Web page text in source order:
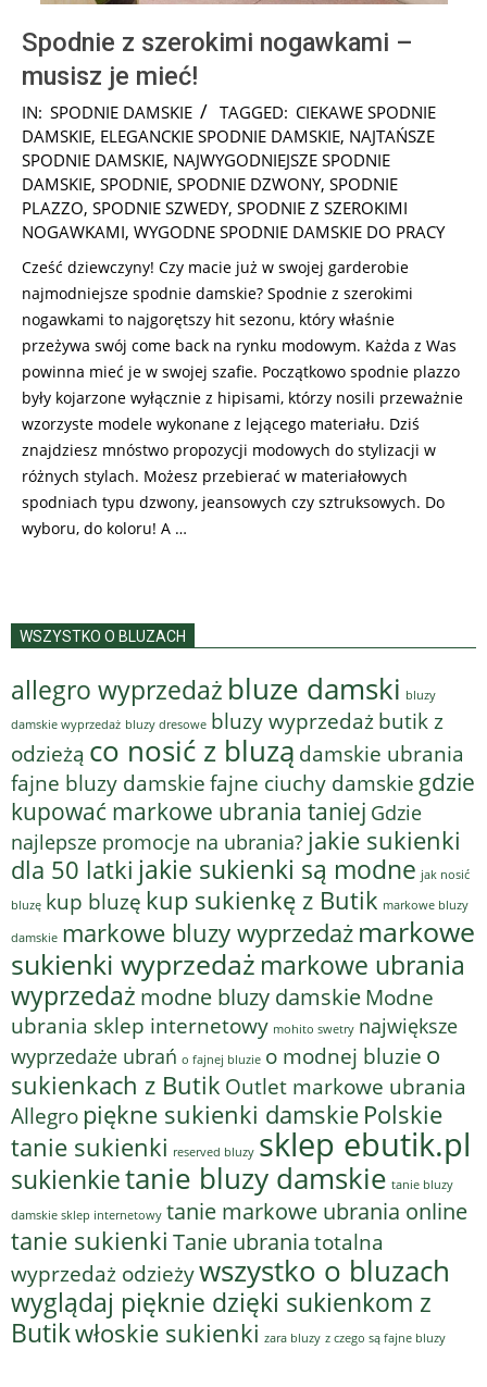
Spodnie z szerokimi nogawkami –
musisz je mieć!
2025-
08-
15
IN: SPODNIE DAMSKIE TAGGED: CIEKAWE SPODNIE
DAMSKIE, ELEGANCKIE SPODNIE DAMSKIE, NAJTAŃSZE
SPODNIE DAMSKIE, NAJWYGODNIEJSZE SPODNIE
DAMSKIE, SPODNIE, SPODNIE DZWONY, SPODNIE
PLAZZO, SPODNIE SZWEDY, SPODNIE Z SZEROKIMI
NOGAWKAMI, WYGODNE SPODNIE DAMSKIE DO PRACY
Cześć dziewczyny! Czy macie już w swojej garderobie
najmodniejsze spodnie damskie? Spodnie z szerokimi
nogawkami to najgorętszy hit sezonu, który właśnie
przeżywa swój come back na rynku modowym. Każda z Was
powinna mieć je w swojej szafie. Początkowo spodnie plazzo
były kojarzone wyłącznie z hipisami, którzy nosili przeważnie
wzorzyste modele wykonane z lejącego materiału. Dziś
znajdziesz mnóstwo propozycji modowych do stylizacji w
różnych stylach. Możesz przebierać w materiałowych
spodniach typu dzwony, jeansowych czy sztruksowych. Do
wyboru, do koloru! A …
WSZYSTKO O BLUZACH
allegro wyprzedaż bluze damski bluzy
damskie wyprzedaż bluzy dresowe bluzy wyprzedaż butik z
odzieżą co nosić z bluzą damskie ubrania
fajne bluzy damskiefajne ciuchy damskie gdzie
kupować markowe ubrania taniej Gdzie
najlepsze promocje na ubrania? jakie sukienki
dla 50 latki jakie sukienki są modne jak nosić
bluzę kup bluzę kup sukienkę z Butik markowe bluzy
damskie markowe bluzy wyprzedaż markowe
sukienki wyprzedaż markowe ubrania
wyprzedaż modne bluzy damskie Modne
ubrania sklep internetowy mohito swetry największe
wyprzedaże ubrań o fajnej bluzie o modnej bluzie o
sukienkach z Butik Outlet markowe ubrania
Allegropiękne sukienki damskie Polskie
tanie sukienki reserved bluzy sklep ebutik.pl
sukienkietanie bluzy damskie tanie bluzy
damskie sklep internetowy tanie markowe ubrania online
tanie sukienki Tanie ubrania totalna
wyprzedaż odzieżywszystko o bluzach
wyglądaj pięknie dzięki sukienkom z
Butikwłoskie sukienki zara bluzy z czego są fajne bluzy